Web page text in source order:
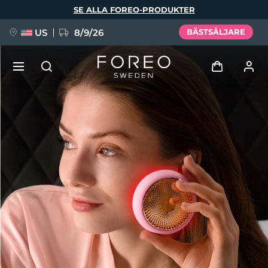
SE ALLA FOREO-PRODUKTER
US 8/9/26 BÄSTSÄLJARE
Logga in
Användarprofil
Mina enheter
Mina beställningar
Mina adresser
Mina prenumerationer
FAQ™ Pure Beauty-Tech Elixir
BREAKING NEWS
issa™ Teeth Whitening Set
Deutsch
Español
Français
Italiano
Português
Polski
Svenska
Русский
Türkçe
简体中文 繁體中文